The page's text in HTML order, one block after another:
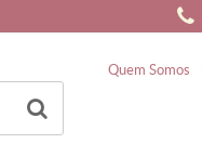
Quem Somos